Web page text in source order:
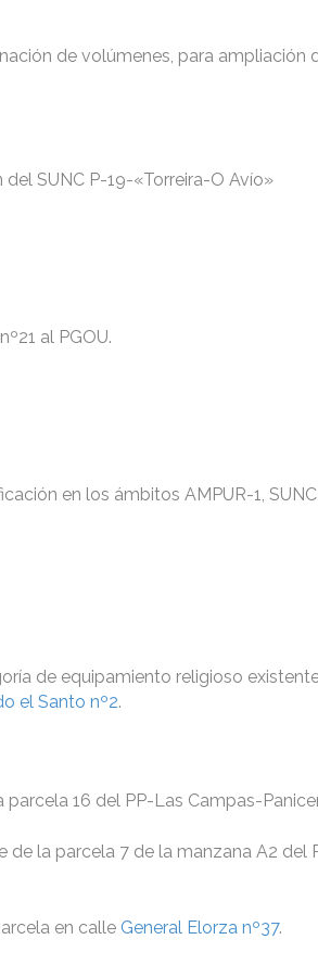
de volúmenes, para ampliación
SUNC P-19-«Torreira-O Avío»
al PGOU.
en los ámbitos AMPUR-1,
de equipamiento religioso
el Santo nº2.
16 del PP-Las Campas-
la parcela 7 de la manzana A2 del
en calle General Elorza nº37.